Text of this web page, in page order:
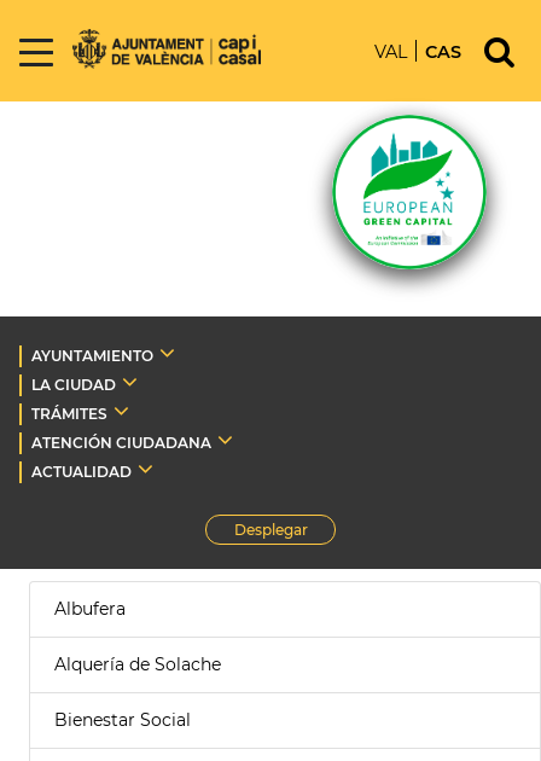
VAL CAS
AYUNTAMIENTO
LA CIUDAD
TRÁMITES
ATENCIÓN CIUDADANA
ACTUALIDAD
Desplegar
Albufera
Alquería de Solache
Bienestar Social